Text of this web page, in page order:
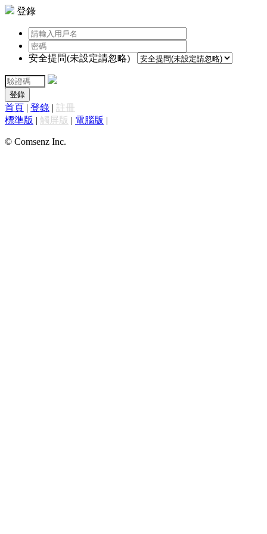
登錄
安全提問(未設定請忽略)
登錄
首頁 | 登錄 | 註冊
標準版 | 觸屏版 | 電腦版 |
© Comsenz Inc.